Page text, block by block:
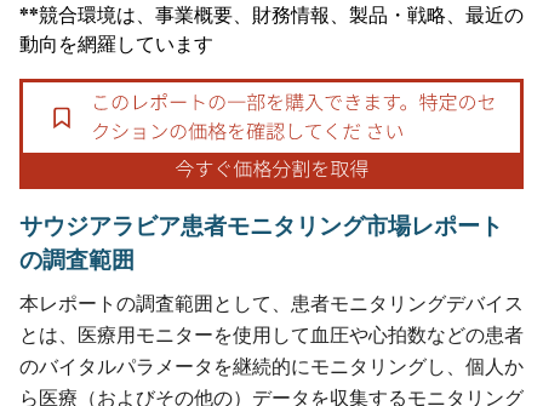
**競合環境は、事業概要、財務情報、製品・戦略、最近の
動向を網羅しています
サウジアラビア患者モニタリング市場レポート
の調査範囲
本レポートの調査範囲として、患者モニタリングデバイス
とは、医療用モニターを使用して血圧や心拍数などの患者
のバイタルパラメータを継続的にモニタリングし、個人か
ら医療（およびその他の）データを収集するモニタリング